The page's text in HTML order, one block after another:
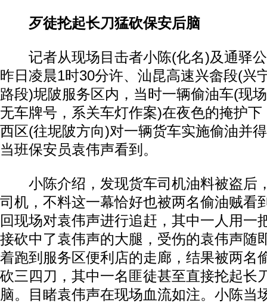
歹徒抡起长刀猛砍保安后脑
记者从现场目击者小陈(化名)及通驿公
昨日凌晨1时30分许、汕昆高速兴畲段(兴
路段)坭陂服务区内，当时一辆偷油车(现
无车牌号，系关车灯作案)在夜色的掩护
西区(往坭陂方向)对一辆货车实施偷油并
当班保安员袁伟声看到。
小陈介绍，发现货车司机油料被盗后
司机，不料这一幕恰好也被两名偷油贼看
回现场对袁伟声进行追赶，其中一人用一
接砍中了袁伟声的大腿，受伤的袁伟声随
着跑到服务区便利店的走廊，结果被两名
砍三四刀，其中一名匪徒甚至直接抡起长
脑。目睹袁伟声在现场血流如注。小陈当